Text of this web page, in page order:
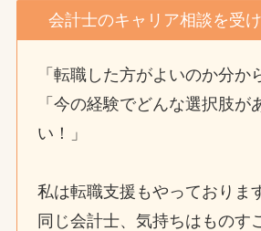
会計士のキャリア相談を受
「転職した方がよいのか分か
「今の経験でどんな選択肢が
い！」
私は転職支援もやっておりま
同じ会計士、気持ちはものす